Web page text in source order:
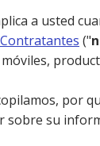
a usted
("
por
sobre su